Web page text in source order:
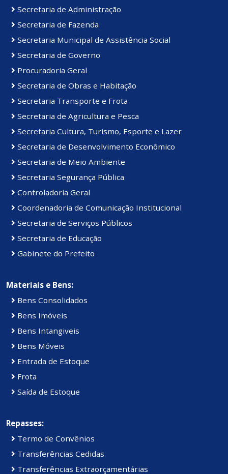
Secretaria de Administração
Secretaria de Fazenda
Secretaria Municipal de Assistência Social
Secretaria de Governo
Procuradoria Geral
Secretaria de Obras e Habitação
Secretaria Transporte e Frota
Secretaria de Agricultura e Pesca
Secretaria Cultura, Turismo, Esporte e Lazer
Secretaria de Desenvolvimento Econômico
Secretaria de Meio Ambiente
Secretaria Segurança Pública
Controladoria Geral
Coordenadoria de Comunicação Institucional
Secretaria de Serviços Públicos
Secretaria de Educação
Gabinete do Prefeito
Materiais e Bens:
Bens Consolidados
Bens Imóveis
Bens Intangiveis
Bens Móveis
Entrada de Estoque
Frota
Saída de Estoque
Repasses:
Termo de Convênios
Transferências Cedidas
Transferências Extraorçamentárias